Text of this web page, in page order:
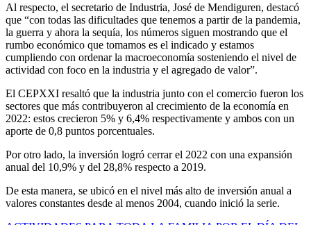
Al respecto, el secretario de Industria, José de Mendiguren, destacó
que “con todas las dificultades que tenemos a partir de la pandemia,
la guerra y ahora la sequía, los números siguen mostrando que el
rumbo económico que tomamos es el indicado y estamos
cumpliendo con ordenar la macroeconomía sosteniendo el nivel de
actividad con foco en la industria y el agregado de valor”.
El CEPXXI resaltó que la industria junto con el comercio fueron los
sectores que más contribuyeron al crecimiento de la economía en
2022: estos crecieron 5% y 6,4% respectivamente y ambos con un
aporte de 0,8 puntos porcentuales.
Por otro lado, la inversión logró cerrar el 2022 con una expansión
anual del 10,9% y del 28,8% respecto a 2019.
De esta manera, se ubicó en el nivel más alto de inversión anual a
valores constantes desde al menos 2004, cuando inició la serie.